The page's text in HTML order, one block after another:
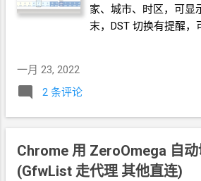
家、城市、时区，可显
末，DST 切换有提醒，
一月 23, 2022
2 条评论
Chrome 用 ZeroOmega 自
(GfwList 走代理 其他直连)